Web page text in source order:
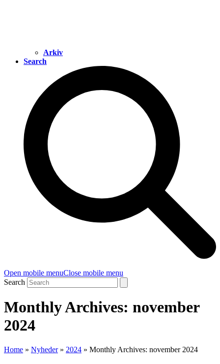
Arkiv
Search
Open mobile menuClose mobile menu
Search
Monthly Archives: november
2024
Home » Nyheder» 2024 » Monthly Archives: november 2024